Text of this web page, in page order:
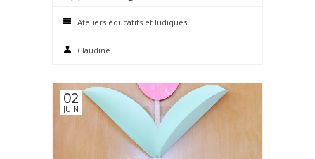
Ateliers éducatifs et ludiques
Claudine
02
JUIN